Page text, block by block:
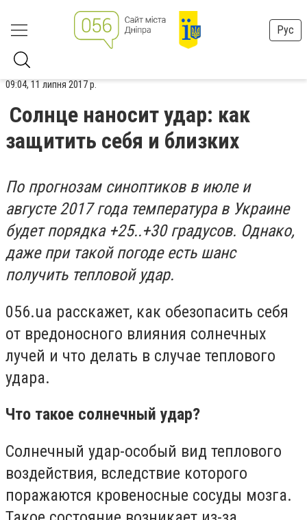
Рус
09:04, 11 липня 2017 р.
Солнце наносит удар: как
защитить себя и близких
По прогнозам синоптиков в июле и
августе 2017 года температура в Украине
будет порядка +25..+30 градусов. Однако,
даже при такой погоде есть шанс
получить тепловой удар.
056.ua расскажет, как обезопасить себя
от вредоносного влияния солнечных
лучей и что делать в случае теплового
удара.
Что такое солнечный удар?
Солнечный удар-особый вид теплового
воздействия, вследствие которого
поражаются кровеносные сосуды мозга.